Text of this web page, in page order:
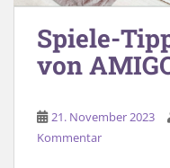
Spiele-
von
21. November 2023
Kommentar